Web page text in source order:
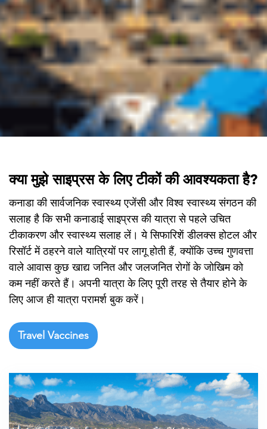
क्या मुझे साइप्रस के लिए टीकों की आवश्यकता है?
कनाडा की सार्वजनिक स्वास्थ्य एजेंसी और विश्व स्वास्थ्य संगठन की
सलाह है कि सभी कनाडाई साइप्रस की यात्रा से पहले उचित
टीकाकरण और स्वास्थ्य सलाह लें। ये सिफारिशें डीलक्स होटल और
रिसॉर्ट में ठहरने वाले यात्रियों पर लागू होती हैं, क्योंकि उच्च गुणवत्ता
वाले आवास कुछ खाद्य जनित और जलजनित रोगों के जोखिम को
कम नहीं करते हैं। अपनी यात्रा के लिए पूरी तरह से तैयार होने के
लिए आज ही यात्रा परामर्श बुक करें।
Travel Vaccines